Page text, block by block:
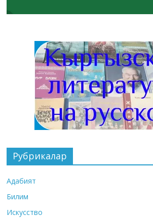
Рубрикалар
Адабият
Билим
Искусство